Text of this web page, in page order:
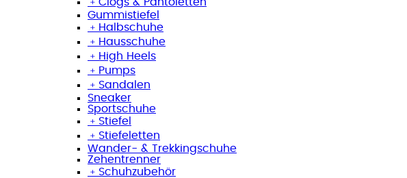
Gummistiefel
﹢ Halbschuhe
﹢ Hausschuhe
﹢ High Heels
﹢ Pumps
﹢ Sandalen
Sneaker
Sportschuhe
﹢ Stiefel
﹢ Stiefeletten
Wander- & Trekkingschuhe
Zehentrenner
﹢ Schuhzubehör